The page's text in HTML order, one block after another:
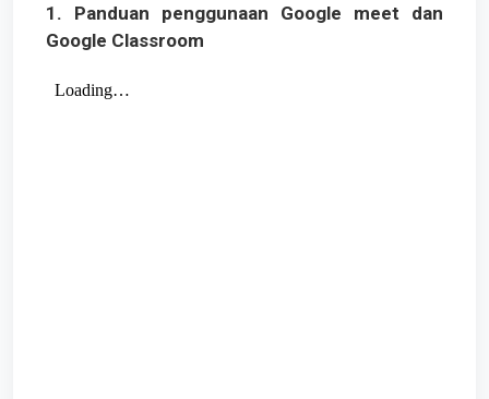
1. Panduan penggunaan Google meet dan
Google Classroom